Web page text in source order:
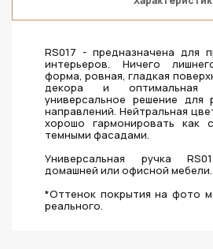
RS017 - предназначена для
интерьеров. Ничего
форма, ровная, гладкая
декора и оптимальная
универсальное решение для
направлений. Нейтральная
хорошо гармонировать как
темными фасадами.
Универсальная ручка
домашней или офисной мебели.
*Оттенок покрытия на фото
реального.